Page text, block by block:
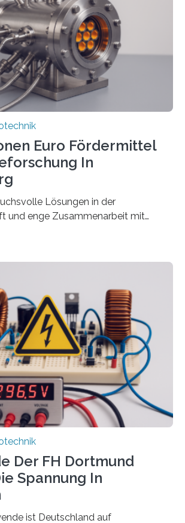
Erneuerbare-Energien-Anlagen
entscheidend für die Energiewende.
an das Netz kann kein Strom
Nach dem Erneuerbare-Energien-
Netzbetreiber…
Euro Fördermittel
In
Lösungen in der
und enge Zusammenarbeit mit
Transfer-Projekte zu
werden vom Europäischen
(ESF+) gefördert – mit einer
mehr als zwei Millionen Euro.
zu den großen
aktuellen Förderrunde des
Im
der direkte Wissenstransfer: Neue
Erkenntnisse sollen rasch in die
Der FH Dortmund
Spannung In
ist Deutschland auf